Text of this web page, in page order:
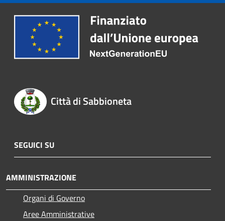
Città di Sabbioneta
SEGUICI SU
AMMINISTRAZIONE
Organi di Governo
Aree Amministrative